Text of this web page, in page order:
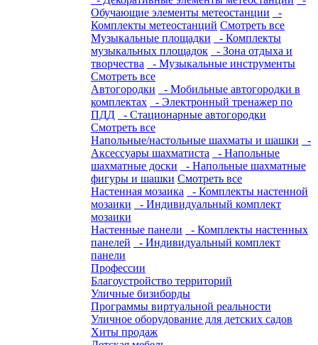
Обучающие элементы метеостанции
-
Комплекты метеостанций Смотреть все
Музыкальные площадки
- Комплекты
музыкальных площадок
- Зона отдыха и
творчества
- Музыкальные инструменты
Смотреть все
Автогородки
- Мобильные автогородки в
комплектах
- Электронный тренажер по
ПДД
- Стационарные автогородки
Смотреть все
Напольные/настольные шахматы и шашки
-
Аксессуары шахматиста
- Напольные
шахматные доски
- Напольные шахматные
фигуры и шашки Смотреть все
Настенная мозаика
- Комплекты настенной
мозаики
- Индивидуальный комплект
мозаики
Настенные панели
- Комплекты настенных
панелей
- Индивидуальный комплект
панели
Профессии
Благоустройство территорий
Уличные бизиборды
Программы виртуальной реальности
Уличное оборудование для детских садов
Хиты продаж